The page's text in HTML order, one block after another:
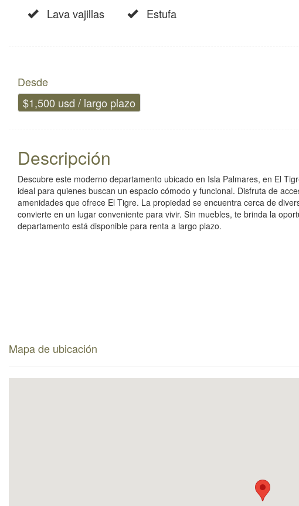
Lava vajillas Estufa
Desde
$1,500 usd / largo plazo
Descripción
Descubre este moderno departamento ubicado en Isla Palmares, en El
ideal para quienes buscan un espacio cómodo y funcional. Disfruta de
amenidades que ofrece El Tigre. La propiedad se encuentra cerca de
convierte en un lugar conveniente para vivir. Sin muebles, te brinda la
departamento está disponible para renta a largo plazo.
Mapa de ubicación